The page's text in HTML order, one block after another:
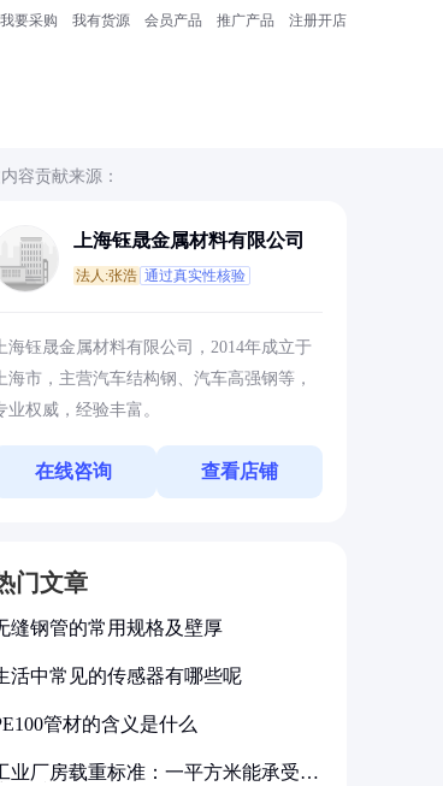
我要采购 我有货源 会员产品 推广产品 注册开店
容贡献来源：
上海钰晟金属材料有限公司
法人:张浩 通过真实性核验
海钰晟金属材料有限公司，2014年成立于
海市，主营汽车结构钢、汽车高强钢等，
业权威，经验丰富。
在线咨询 查看店铺
门文章
缝钢管的常用规格及壁厚
活中常见的传感器有哪些呢
管材的含义是什么
业厂房载重标准：一平方米能承受多